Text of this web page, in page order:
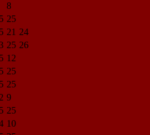
8
25
21 24
25 26
12
25
25
9
25
10